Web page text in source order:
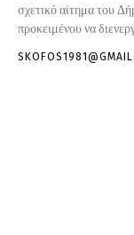
σχετικό αίτημα του
προκειμένου να